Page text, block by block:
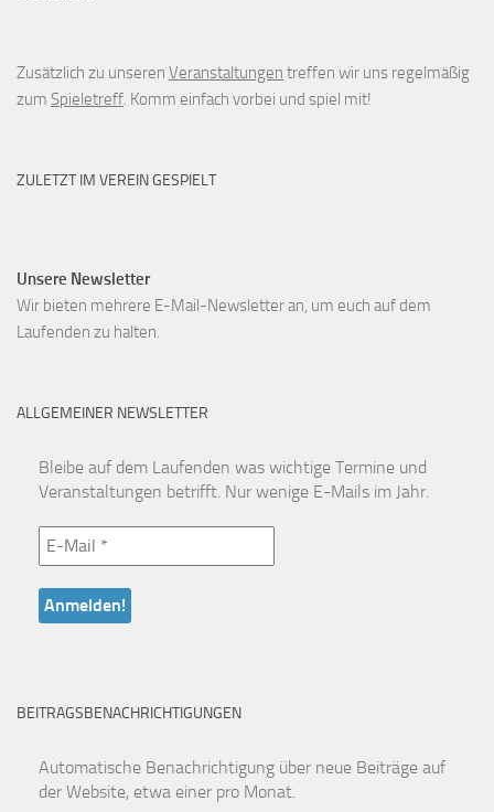
Zusätzlich zu unseren Veranstaltungen treffen wir uns regelmäßig
zum Spieletreff. Komm einfach vorbei und spiel mit!
ZULETZT IM VEREIN GESPIELT
Unsere Newsletter
Wir bieten mehrere E-Mail-Newsletter an, um euch auf dem
Laufenden zu halten.
ALLGEMEINER NEWSLETTER
Bleibe auf dem Laufenden was wichtige Termine und
Veranstaltungen betrifft. Nur wenige E-Mails im Jahr.
BEITRAGSBENACHRICHTIGUNGEN
Automatische Benachrichtigung über neue Beiträge auf
der Website, etwa einer pro Monat.